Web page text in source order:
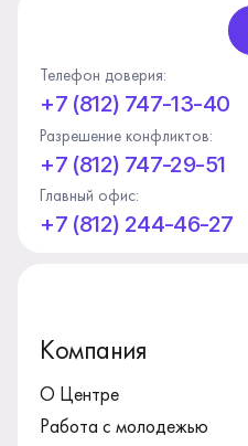
Телефон доверия:
+7 (812) 747-13-40
Разрешение конфликтов:
+7 (812) 747-29-51
Главный офис:
+7 (812) 244-46-27
Компания
О Центре
Работа с молодежью